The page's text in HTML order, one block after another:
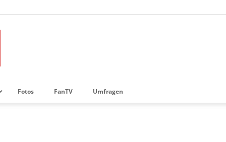
Fotos FanTV Umfragen